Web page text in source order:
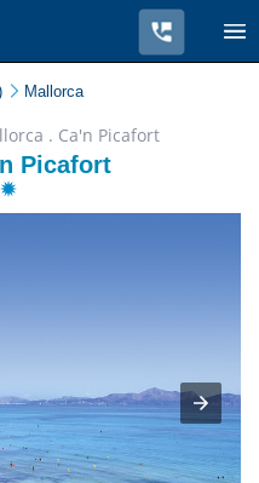
Mallorca
. Ca'n Picafort
Picafort